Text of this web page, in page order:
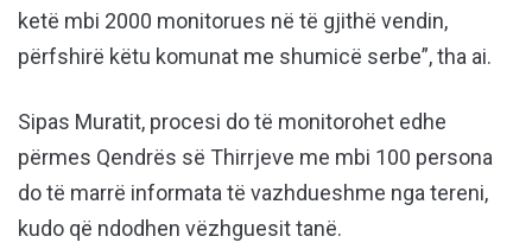
ketë mbi 2000 monitorues në të gjithë vendin,
përfshirë këtu komunat me shumicë serbe”, tha ai.
Sipas Muratit, procesi do të monitorohet edhe
përmes Qendrës së Thirrjeve me mbi 100 persona
do të marrë informata të vazhdueshme nga tereni,
kudo që ndodhen vëzhguesit tanë.